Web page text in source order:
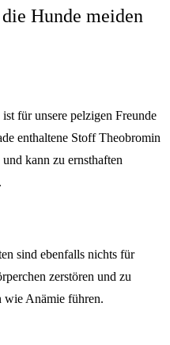
Hunde meiden
für unsere pelzigen Freunde
enthaltene Stoff Theobromin
kann zu ernsthaften
sind ebenfalls nichts für
zerstören und zu
wie Anämie führen.